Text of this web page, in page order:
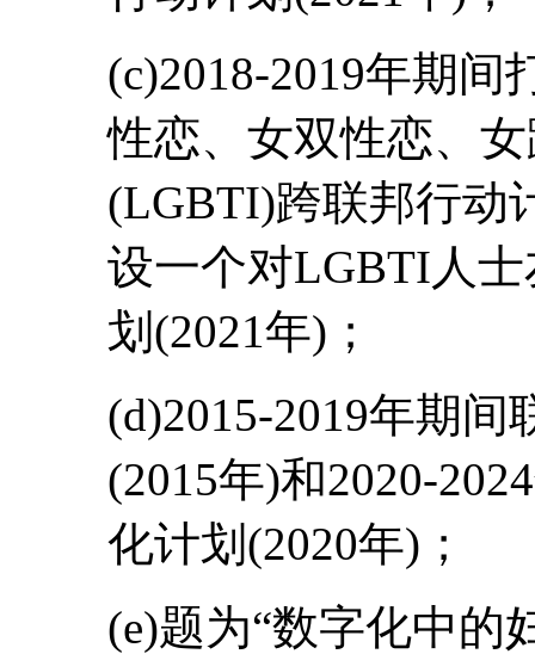
(c)2018-2019年期
性恋、女双性恋、
(LGBTI)跨联邦行动
设一个对LGBTI人
划(2021年)；
(d)2015-2019年期
(2015年)和2020-
化计划(2020年)；
(e)题为“数字化中的